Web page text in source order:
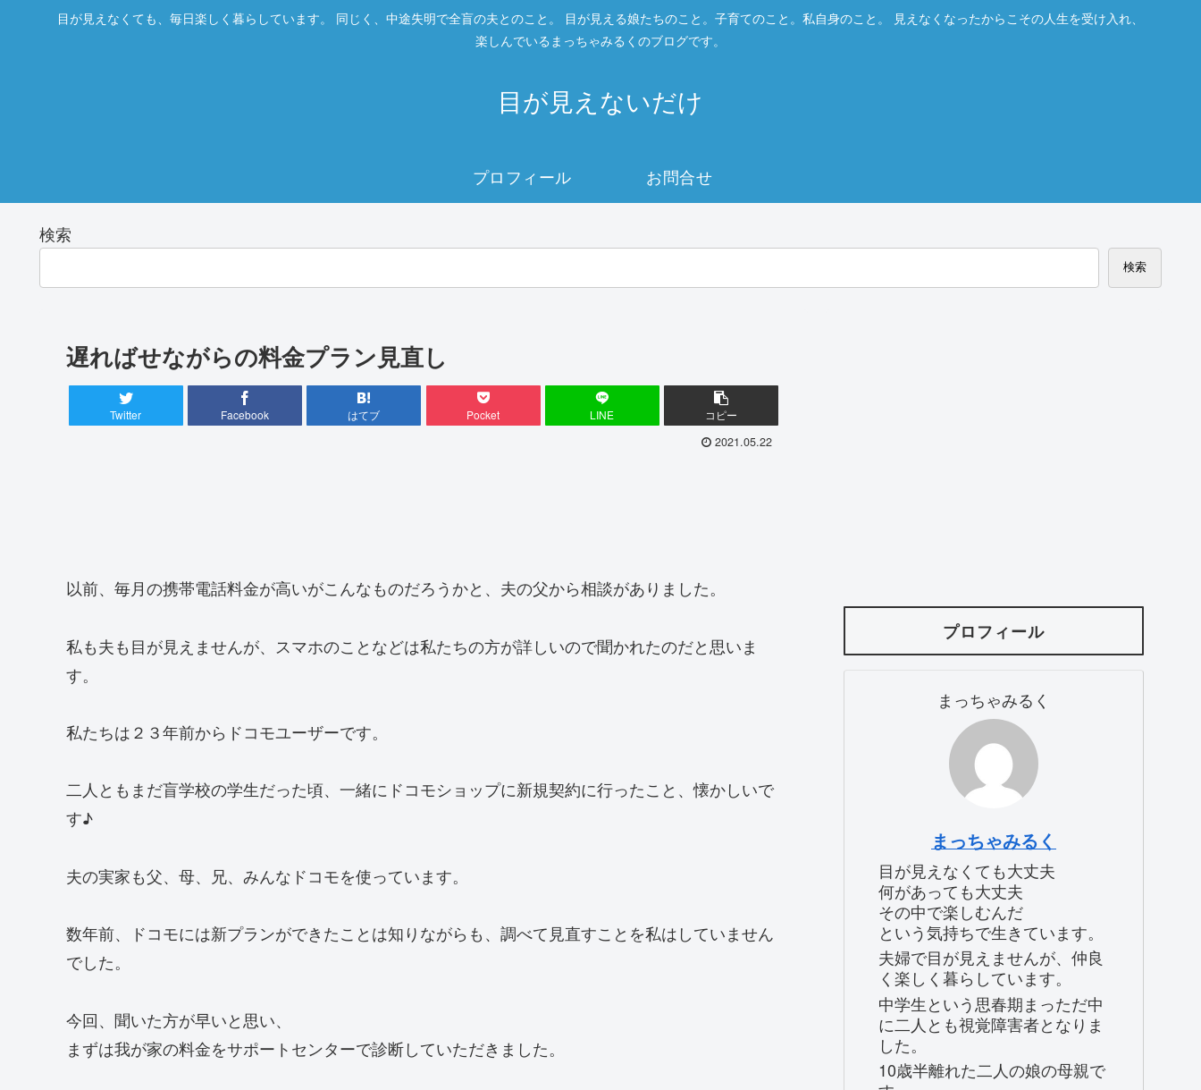
目が見えなくても、毎日楽しく暮らしています。 同じく、中途失明で全盲の夫とのこと。 目が見える娘たちのこと。子育てのこと。私自身のこと。 見えなくなったからこその人生を受け入れ、
楽しんでいるまっちゃみるくのブログです。
目が見えないだけ
プロフィール お問合せ
検索
検索
遅ればせながらの料金プラン見直し
Twitter Facebook はてブ Pocket LINE コピー
2021.05.22
以前、毎月の携帯電話料金が高いがこんなものだろうかと、夫の父から相談がありました。
私も夫も目が見えませんが、スマホのことなどは私たちの方が詳しいので聞かれたのだと思いま
す。
私たちは２３年前からドコモユーザーです。
二人ともまだ盲学校の学生だった頃、一緒にドコモショップに新規契約に行ったこと、懐かしいで
す♪
夫の実家も父、母、兄、みんなドコモを使っています。
数年前、ドコモには新プランができたことは知りながらも、調べて見直すことを私はしていません
でした。
今回、聞いた方が早いと思い、
まずは我が家の料金をサポートセンターで診断していただきました。
プロフィール
まっちゃみるく
まっちゃみるく
目が見えなくても大丈夫
何があっても大丈夫
その中で楽しむんだ
という気持ちで生きています。
夫婦で目が見えませんが、仲良
く楽しく暮らしています。
中学生という思春期まっただ中
に二人とも視覚障害者となりま
した。
10歳半離れた二人の娘の母親で